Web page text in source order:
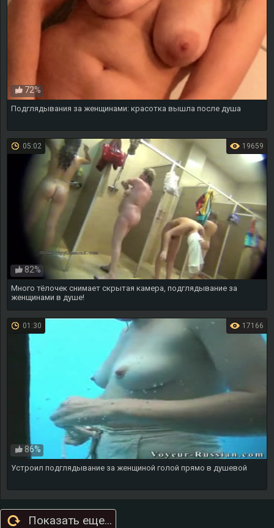
72%
Подглядывания за женщинами: красотка вышла после душа
19659
05:02
82%
Много тёлочек снимает скрытая камера, подглядывание за
женщинами в душе!
17166
01:30
86%
Устроил подглядывание за женщиной голой прямо в душевой
Показать еще...